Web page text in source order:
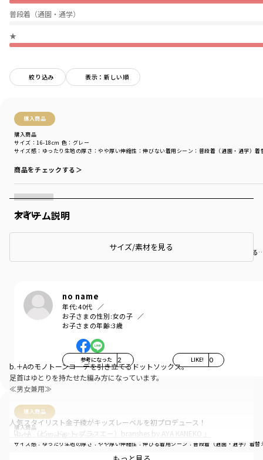
普段着（通園・通学）
★
絞り込み 表示：新しい順
購入商品
購入商品
サイズ感 ：ゆったり 生地の厚さ ：やや厚い伸縮性 ：伸びない着用シーン ：普段着（通園・通学）着
サイズ：16-18cm 色：グレー
商品をチェックする＞
大きい
娘には幅が大きく、ズルズルと下がってきてしまいました。
もっと見る
no name
年代:40代
お子さまの性別:女の子
お子さまの年齢:3歳
参考になった 2 LIKE! 0
購入商品
購入商品
サイズ感 ：ゆったり 生地の厚さ ：やや厚い伸縮性 ：伸びる着用シーン ：普段着（通園・通学） 着替
サイズ：16-18cm 色：ブラック
アイテム説明
サイズ/素材を見る
b.＋Aのモノトーンコーデを引き立てるドットソックス。
足首はゆとりを持たせた編み方になっています。
≪男女兼用≫
人気スタイリスト金子綾がキッズレーベルを初プロデュース！
「b.+A （ビー ドット プラスエー）branshes by AYA KANEKO 」
b.+A 季節、年齢、性別もボーダーレスに…